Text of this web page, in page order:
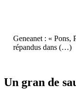
Geneanet : « Pons,
répandus dans (…)
Un gran de